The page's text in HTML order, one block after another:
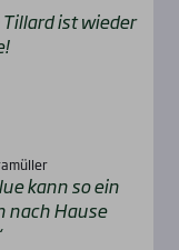
Til­lard ist wie­der
kann so ein
nach Hau­se